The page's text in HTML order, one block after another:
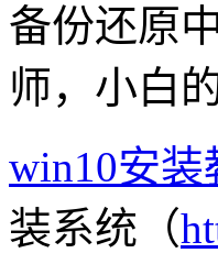
备份还原
师，小白
win10安装
装系统（